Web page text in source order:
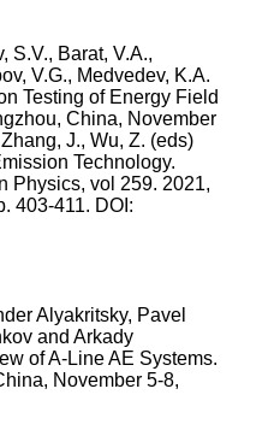
S.V., Barat, V.A.,
V.G., Medvedev, K.A.
Testing of Energy Field
China, November
J., Wu, Z. (eds)
Technology.
Physics, vol 259. 2021,
403-411. DOI:
Alyakritsky, Pavel
and Arkady
of A-Line AE Systems.
November 5-8,